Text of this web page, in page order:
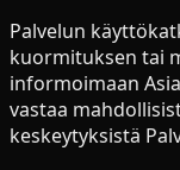
Palvelun
kuormituksen tai
informoimaan
vastaa
keskeytyksistä